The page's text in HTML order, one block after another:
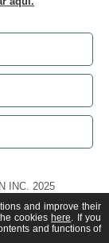
INC. 2025
and improve their
cookies here. If you
and functions of